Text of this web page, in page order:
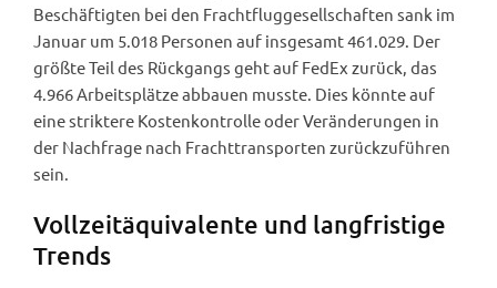
Beschäftigten bei den Frachtfluggesellschaften sank im
Januar um 5.018 Personen auf insgesamt 461.029. Der
größte Teil des Rückgangs geht auf FedEx zurück, das
4.966 Arbeitsplätze abbauen musste. Dies könnte auf
eine striktere Kostenkontrolle oder Veränderungen in
der Nachfrage nach Frachttransporten zurückzuführen
sein.
Vollzeitäquivalente und langfristige
Trends